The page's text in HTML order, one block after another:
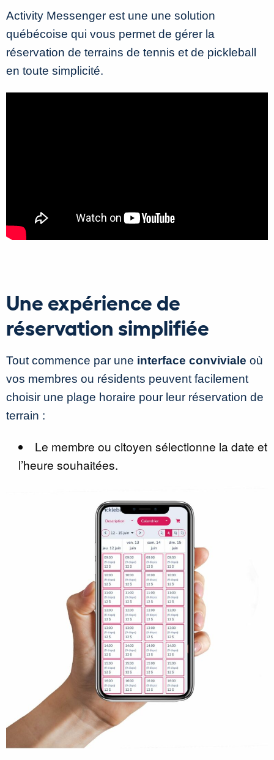
Activity Messenger est une une solution
québécoise qui vous permet de gérer la
réservation de terrains de tennis et de pickleball
en toute simplicité.
Une expérience de
réservation simplifiée
Tout commence par une interface conviviale où
vos membres ou résidents peuvent facilement
choisir une plage horaire pour leur réservation de
terrain :
Le membre ou citoyen sélectionne la date et
l’heure souhaitées.